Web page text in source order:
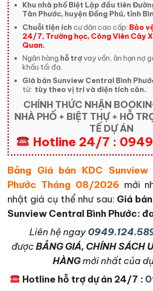
Khu nhà phố Biệt Lập đầu tiên
Tân Phước, huyện Đồng Phú, tỉnh
Chuỗi tiện ích cư dân cao cấp: Bảo
24/7, Trường học, Công Viên Cây
Quan.
Ngân hàng hỗ trợvay vốn, ân hạn nợ
khấu tối đa.
Giá bán Sunview Central Bình
từ: tùy theo vị trí và diện tích căn.
CHÍNH THỨC NHẬN
NHÀ PHỐ + BIỆT THỰ + HỖ
TẾ DỰ ÁN
Hotline 24/7 :
Bảng Giá bán KDC Sunview
Phước Tháng 08/2026 mới
nhật giá cụ thể như sau: Giá
Sunview Central Bình Phước:
Liên hệ ngay
được BẢNG GIÁ, CHÍNH SÁCH
HÀNGmới nhất của
Hotline hỗ trợ dự án 24/7 :